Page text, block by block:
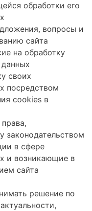
обработки его
вопросы и
сайта
на обработку
своих
посредством
cookies в
законодательством
в сфере
и возникающие в
сайта
решение по